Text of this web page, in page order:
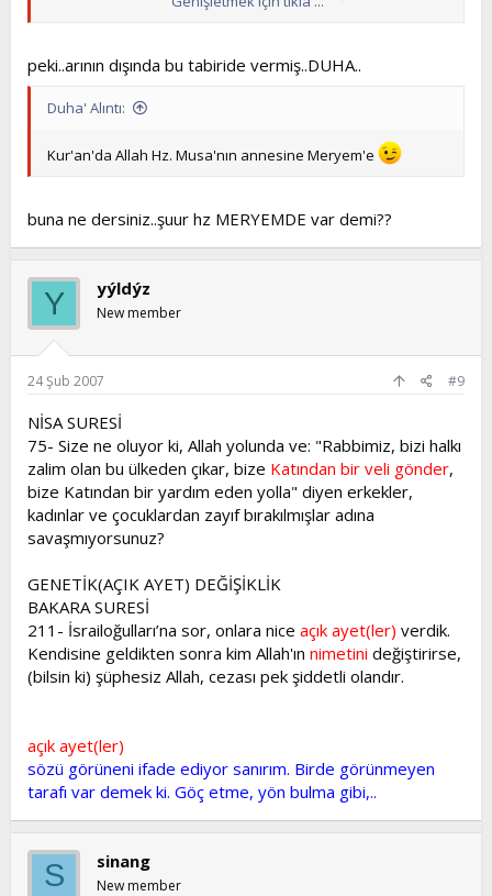
ZORDUR.ZİRA BURADA VAHİY KADAR GÜÇLÜ BİR FREKANS
İNSAN HER MESELEYİ AKLI İLEDE ÇÖZEMEYECEĞİNDEN
SÜNNETTEN BAŞKA KAYNAĞIDA GENEL İÇİN BÜTÜN FERD VE
peki..arının dışında bu tabiride vermiş..DUHA..
Duha' Alıntı:
Kur'an'da Allah Hz. Musa'nın annesine Meryem'e
buna ne dersiniz..şuur hz MERYEMDE var demi??
Y yýldýz
New member
24 Şub 2007 #9
NİSA SURESİ
75- Size ne oluyor ki, Allah yolunda ve: "Rabbimiz, bizi halkı
zalim olan bu ülkeden çıkar, bize Katından bir veli gönder,
bize Katından bir yardım eden yolla" diyen erkekler,
kadınlar ve çocuklardan zayıf bırakılmışlar adına
savaşmıyorsunuz?
GENETİK(AÇIK AYET) DEĞİŞİKLİK
BAKARA SURESİ
211- İsrailoğulları’na sor, onlara nice açık ayet(ler) verdik.
Kendisine geldikten sonra kim Allah'ın nimetini değiştirirse,
(bilsin ki) şüphesiz Allah, cezası pek şiddetli olandır.
açık ayet(ler)
sözü görüneni ifade ediyor sanırım. Birde görünmeyen
tarafı var demek ki. Göç etme, yön bulma gibi,..
S sinang
New member